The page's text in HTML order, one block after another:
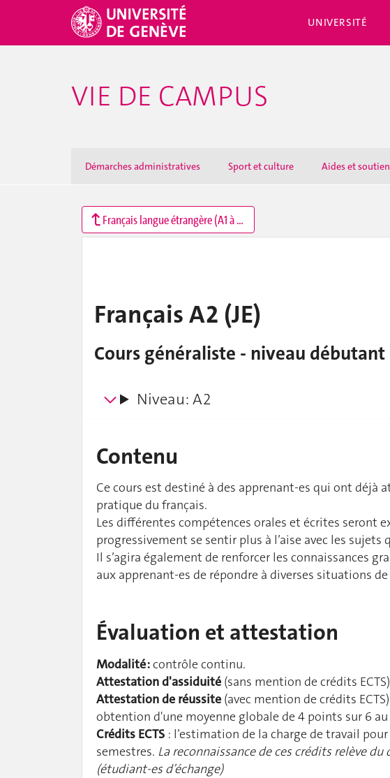
UNIVERSITÉ
VIE DE CAMPUS
Démarches administratives Sport et culture Aides et
Français langue étrangère (A1 à C2)
Français A2 (JE)
Cours généraliste - niveau débutant
Niveau: A2
Contenu
Ce cours est destiné à des apprenant-es qui ont
pratique du français.
Les différentes compétences orales et écrites seront
progressivement se sentir plus à l’aise avec les
Il s’agira également de renforcer les connaissances
aux apprenant-es de répondre à diverses situations
Évaluation et attestation
Modalité :contrôle continu.
Attestation d'assiduité (sans mention de crédits
Attestation de réussite(avec mention de crédits
obtention d'une moyenne globale de 4 points sur 6
Crédits ECTS : l’estimation de la charge de travail
semestres. La reconnaissance de ces crédits relève
(étudiant-es d’échange)